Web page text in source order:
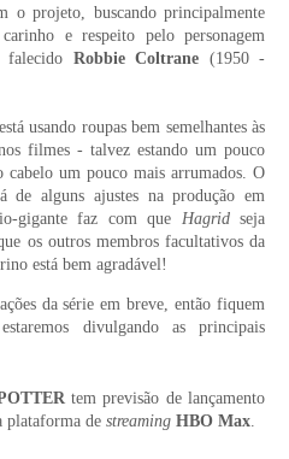
o projeto, buscando principalmente
e respeito pelo personagem
falecido Robbie Coltrane (1950 -
usando roupas bem semelhantes às
filmes - talvez estando um pouco
cabelo um pouco mais arrumados. O
de alguns ajustes na produção em
gigante faz com que Hagridseja
os outros membros facultativos da
está bem agradável!
da série em breve, então fiquem
divulgando as principais
tem previsão de lançamento
plataforma de streaming HBO Max.